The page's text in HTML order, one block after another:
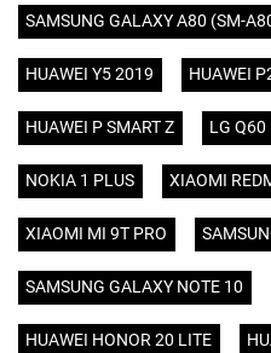
SAMSUNG GALAXY A80 (SM-
HUAWEI Y5 2019 HUAWEI
HUAWEI P SMART Z LG Q60
NOKIA 1 PLUS XIAOMI
XIAOMI MI 9T PRO
SAMSUNG GALAXY NOTE 10
HUAWEI HONOR 20 LITE